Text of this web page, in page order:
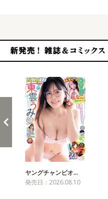
ヤングチャンピオ…
発売日：2026.08.10